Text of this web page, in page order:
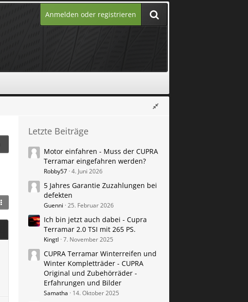
Anmelden oder registrieren
Letzte Beiträge
Motor einfahren - Muss der CUPRA
Terramar eingefahren werden?
Robby57 4. Juni 2026
5 Jahres Garantie Zuzahlungen bei
defekten
Guenni 25. Februar 2026
Ich bin jetzt auch dabei - Cupra
Terramar 2.0 TSI mit 265 PS.
Kingtl 7. November 2025
CUPRA Terramar Winterreifen und
Winter Kompletträder - CUPRA
Original und Zubehörräder -
Erfahrungen und Bilder
Samatha 14. Oktober 2025